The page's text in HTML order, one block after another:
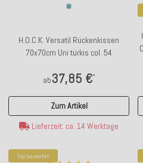
H.O.C.K. Versatil Rückenkissen
70x70cm Uni türkis col. 54
ab37,85 €*
Zum Artikel
Lieferzeit: ca. 14 Werktage
Top bewertet